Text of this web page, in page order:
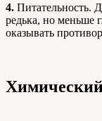
4. Питательность.
редька, но меньше
оказывать